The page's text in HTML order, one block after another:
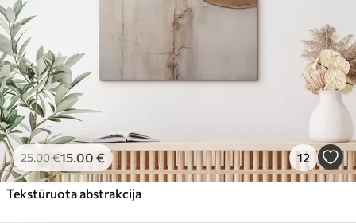
25.00€15.00 € 12
Tekstūruota abstrakcija